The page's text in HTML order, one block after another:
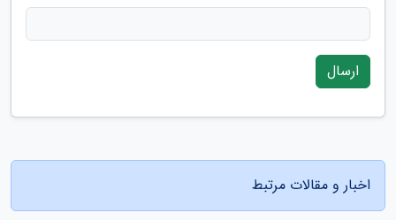
ارسال
اخبار و مقالات مرتبط